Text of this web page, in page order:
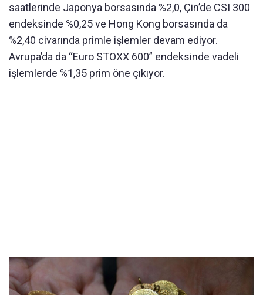
saatlerinde Japonya borsasında %2,0, Çin’de CSI 300
endeksinde %0,25 ve Hong Kong borsasında da
%2,40 civarında primle işlemler devam ediyor.
Avrupa’da da “Euro STOXX 600” endeksinde vadeli
işlemlerde %1,35 prim öne çıkıyor.